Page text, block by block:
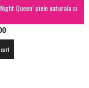
Queen’ piele naturala si